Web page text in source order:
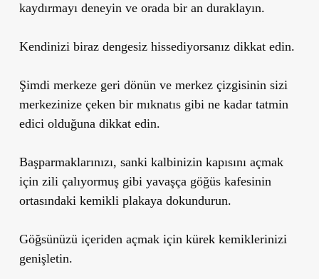
kaydırmayı deneyin ve orada bir an duraklayın.
Kendinizi biraz dengesiz hissediyorsanız dikkat edin.
Şimdi merkeze geri dönün ve merkez çizgisinin sizi
merkezinize çeken bir mıknatıs gibi ne kadar tatmin
edici olduğuna dikkat edin.
Başparmaklarınızı, sanki kalbinizin kapısını açmak
için zili çalıyormuş gibi yavaşça göğüs kafesinin
ortasındaki kemikli plakaya dokundurun.
Göğsünüzü içeriden açmak için kürek kemiklerinizi
genişletin.